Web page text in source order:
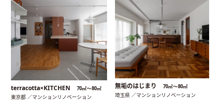
terracotta×KITCHEN 70㎡〜80㎡
東京都 ／マンションリノベーション
無垢のはじまり 70㎡〜80㎡
埼玉県 ／マンションリノベーション